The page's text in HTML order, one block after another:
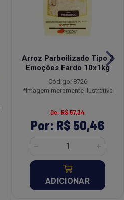
Arroz Parboilizado Tipo 2
Emoções Fardo 10x1kg
Código: 8726
*Imagem meramente ilustrativa
De: R$ 57,34
Por: R$ 50,46
ADICIONAR